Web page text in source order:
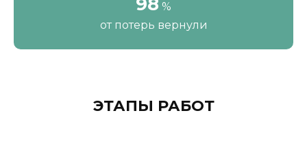
%
от потерь вернули
ЭТАПЫ РАБОТ